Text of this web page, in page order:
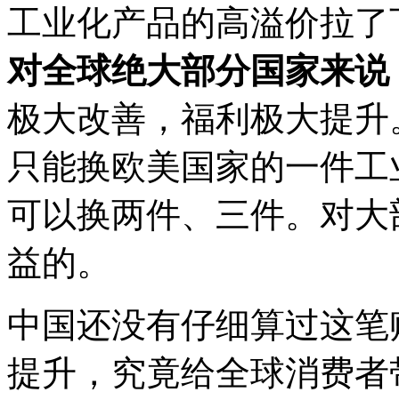
工业化产品的高溢价拉
对全球绝大部分国家来
极大改善，福利极大提
只能换欧美国家的一件
可以换两件、三件。对
益的。
中国还没有仔细算过这
提升，究竟给全球消费